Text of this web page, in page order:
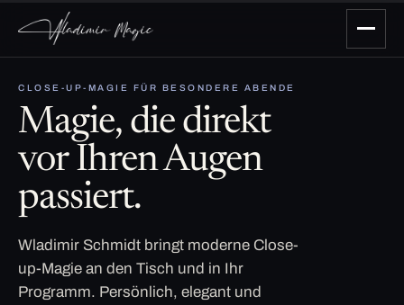
CLOSE-UP-MAGIE FÜR BESONDERE ABENDE
Magie, die direkt
vor Ihren Augen
passiert.
Wladimir Schmidt bringt moderne Close-
up-Magie an den Tisch und in Ihr
Programm. Persönlich, elegant und